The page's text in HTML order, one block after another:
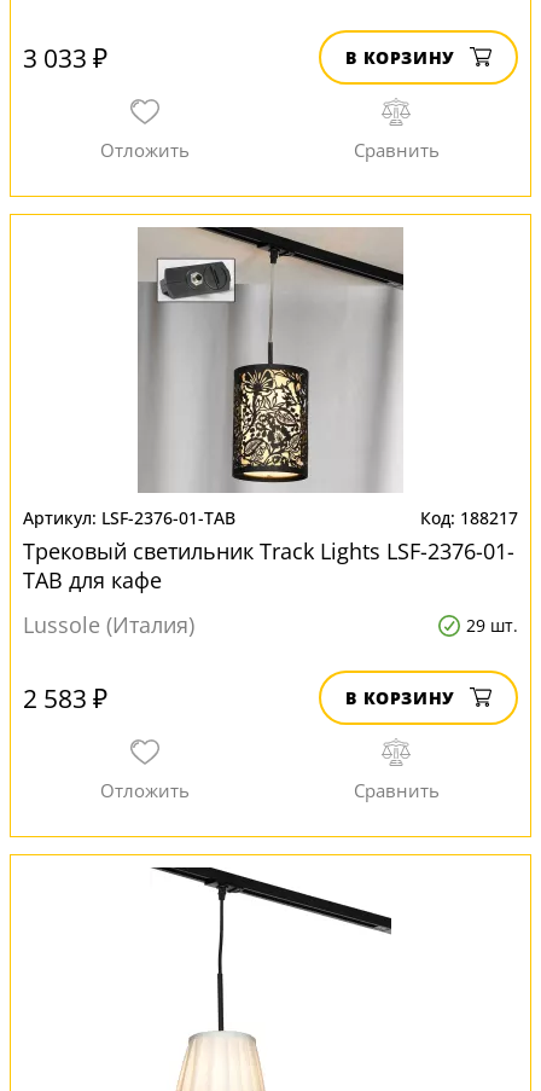
3 033 ₽ В КОРЗИНУ
LSF-2376-01-TAB 188217
Трековый светильник Track Lights LSF-2376-01-
TAB для кафе
Lussole (Италия)
29 шт.
2 583 ₽ В КОРЗИНУ